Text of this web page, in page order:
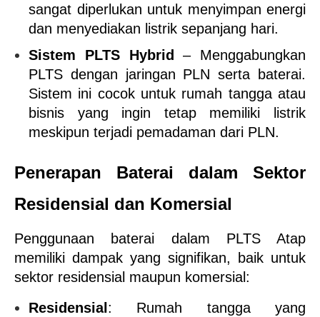
sangat diperlukan untuk menyimpan energi
dan menyediakan listrik sepanjang hari.
Sistem PLTS Hybrid
– Menggabungkan
PLTS dengan jaringan PLN serta baterai.
Sistem ini cocok untuk rumah tangga atau
bisnis yang ingin tetap memiliki listrik
meskipun terjadi pemadaman dari PLN.
Penerapan Baterai dalam Sektor
Residensial dan Komersial
Penggunaan baterai dalam PLTS Atap
memiliki dampak yang signifikan, baik untuk
sektor residensial maupun komersial:
Residensial : Rumah tangga yang